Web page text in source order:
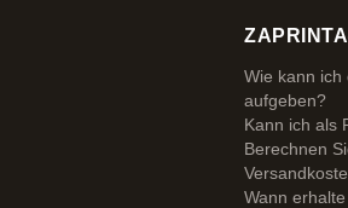
Wie kann ich
aufgeben?
Kann ich als
Berechnen
Wann